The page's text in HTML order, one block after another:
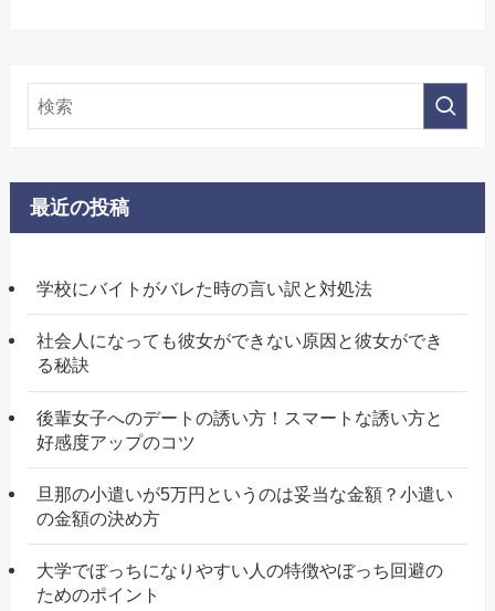
最近の投稿
学校にバイトがバレた時の言い訳と対処法
社会人になっても彼女ができない原因と彼女ができ
る秘訣
後輩女子へのデートの誘い方！スマートな誘い方と
好感度アップのコツ
旦那の小遣いが5万円というのは妥当な金額？小遣い
の金額の決め方
大学でぼっちになりやすい人の特徴やぼっち回避の
ためのポイント